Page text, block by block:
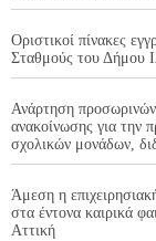
Οριστικοί πίνακες
Σταθμούς του Δήμου
Ανάρτηση
ανακοίνωσης για την
σχολικών μονάδων,
Άμεση η
στα έντονα καιρικά
Αττική